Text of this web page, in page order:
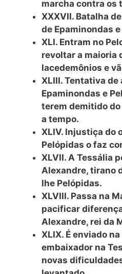
marcha contra os
XXXVII. Batalha
de Epaminondas
XLI. Entram no
revoltar a maioria
lacedemônios e
XLIII. Tentativa
Epaminondas e
terem demitido
a tempo.
XLIV. Injustiça do
Pelópidas o faz
XLVII. A Tessália
Alexandre, tirano
lhe Pelópidas.
XLVIII. Passa na
pacificar
Alexandre, rei da
XLIX. É enviado
embaixador na
novas